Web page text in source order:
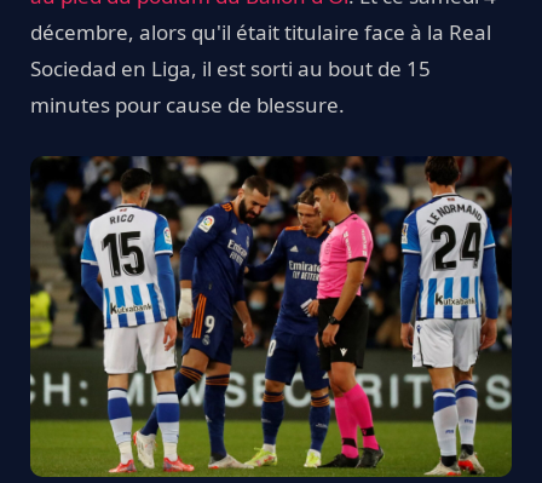
décembre, alors qu'il était titulaire face à la Real
Sociedad en Liga, il est sorti au bout de 15
minutes pour cause de blessure.